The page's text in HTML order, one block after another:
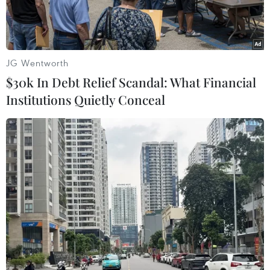
Hệ thống phòng không S-400 tham gia cuộc tập trận ở Brest,
Belarus, ngày 9/2/2022. (Ảnh: AFP/TTXVN)
TASS đưa tin cơ quan báo chí Bộ Quốc phòng
Belarus thông báo thêm một tổ hợp tên lửa
phòng không S-400 đã được triển khai tới nước
này.
Thông cáo xác nhận: "Tổ hợp tiếp theo của hệ
JG Wentworth
$30k In Debt Relief Scandal: What Financial
Institutions Quietly Conceal